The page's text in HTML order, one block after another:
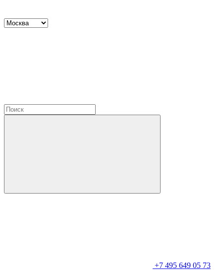
+7 495 649 05 73